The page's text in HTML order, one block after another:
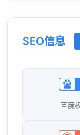
SEO信息
百度